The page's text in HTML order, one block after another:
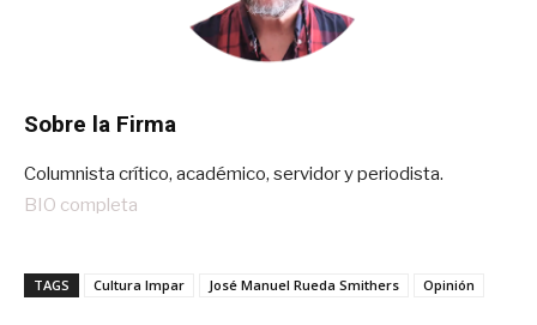
Sobre la Firma
Columnista crítico, académico, servidor y periodista.
BIO completa
TAGS Cultura Impar José Manuel Rueda Smithers Opinión